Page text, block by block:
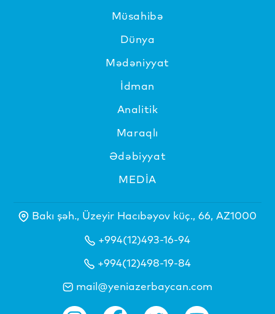
Müsahibə
Dünya
Mədəniyyat
İdman
Analitik
Maraqlı
Ədəbiyyat
MEDİA
Bakı şəh., Üzeyir Hacıbəyov küç., 66, AZ1000
+994(12)493-16-94
+994(12)498-19-84
mail@yeniazerbaycan.com